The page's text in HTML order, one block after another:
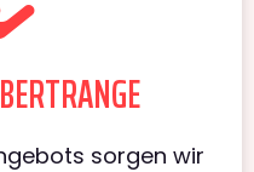
sorgen wir